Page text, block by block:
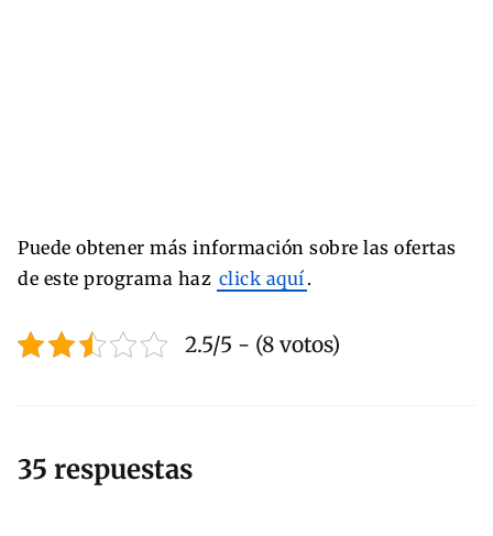
Puede obtener más información sobre las ofertas
de este programa haz click aquí .
2.5/5 - (8 votos)
35 respuestas